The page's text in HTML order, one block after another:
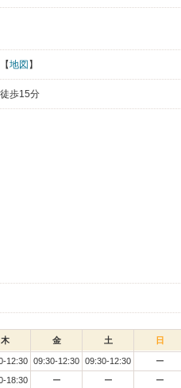
地図 】
歩15分
木 金 土 日
12:30 09:30-12:30 09:30-12:30 ー
18:30 ー ー ー